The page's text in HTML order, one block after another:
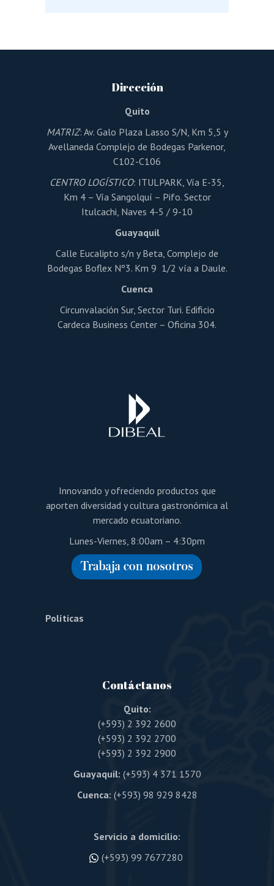
Dirección
Quito
MATRIZ: Av. Galo Plaza Lasso S/N, Km 5,5 y
Avellaneda Complejo de Bodegas Parkenor,
C102-C106
CENTRO LOGÍSTICO: ITULPARK, Vía E-35,
Km 4 – Vía Sangolquí – Pifo. Sector
Itulcachi, Naves 4-5 / 9-10
Guayaquil
Calle Eucalipto s/n y Beta, Complejo de
Bodegas Boflex Nº3. Km 9 1/2 vía a Daule.
Cuenca
Circunvalación Sur, Sector Turi. Edificio
Cardeca Business Center – Oficina 304.
Innovando y ofreciendo productos que
aporten diversidad y cultura gastronómica al
mercado ecuatoriano.
Lunes-Viernes, 8:00am – 4:30pm
Políticas
Contáctanos
Quito:
(+593) 2 392 2600
(+593) 2 392 2700
(+593) 2 392 2900
Guayaquil: (+593) 4 371 1570
Cuenca: (+593) 98 929 8428
Servicio a domicilio:
(+593) 99 7677280